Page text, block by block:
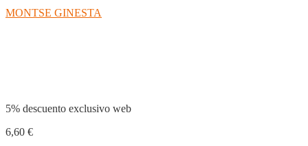
MONTSE GINESTA
5% descuento exclusivo web
6,60 €